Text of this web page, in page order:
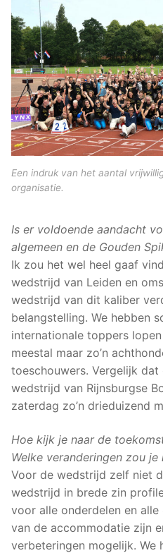
Een indruk van het aantal
organisatie.
Is er voldoende aandacht
algemeen en de Gouden
Ik zou het wel heel gaaf
wedstrijd van Leiden en
wedstrijd van dit kaliber
belangstelling. We hebben
internationale toppers
meestal maar zo’n
toeschouwers. Vergelijk
wedstrijd van Rijnsburgse
zaterdag zo’n drieduizend
Hoe kijk je naar de
Welke veranderingen zou
Voor de wedstrijd zelf niet
wedstrijd in brede zin
voor alle onderdelen en alle
van de accommodatie zijn
verbeteringen mogelijk. We